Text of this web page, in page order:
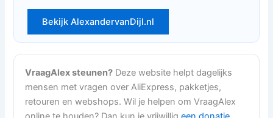
Bekijk AlexandervanDijl.nl
VraagAlex steunen? Deze website helpt dagelijks
mensen met vragen over AliExpress, pakketjes,
retouren en webshops. Wil je helpen om VraagAlex